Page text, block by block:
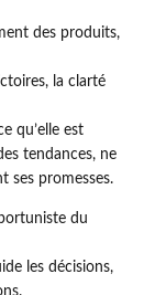
des produits,
la clarté
qu’elle est
tendances, ne
ses promesses.
du
les décisions,